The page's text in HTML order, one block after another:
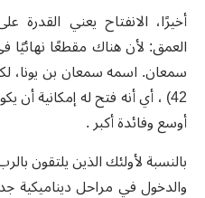
أخيرًا، الانفتاح يعني
العمق: لأن هناك مقطعًا
42) ، أي أنه فتح له إمكانية
أوسع وفائدة أكبر .
بالنسبة لأولئك الذين يلتقون
والدخول في مراحل ديناميكية